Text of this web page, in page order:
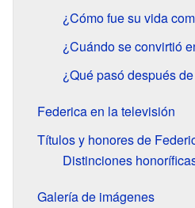
¿Cómo fue su vida
¿Cuándo se convirtió
¿Qué pasó después
Federica en la televisión
Títulos y honores de
Distinciones
Galería de imágenes